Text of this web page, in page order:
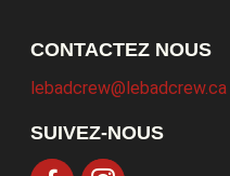
CONTACTEZ NOUS
lebadcrew@lebadcrew.ca
SUIVEZ-NOUS